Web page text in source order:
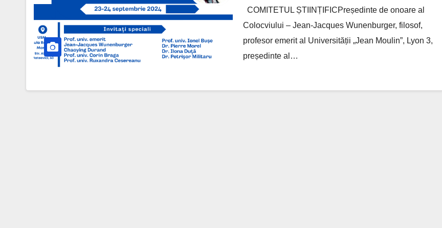
ACTUALITATE”
COMITETUL ȘTIINȚIFICPreședinte de onoare al
Colocviului – Jean-Jacques Wunenburger, filosof,
profesor emerit al Universității „Jean Moulin”, Lyon 3,
președinte al…